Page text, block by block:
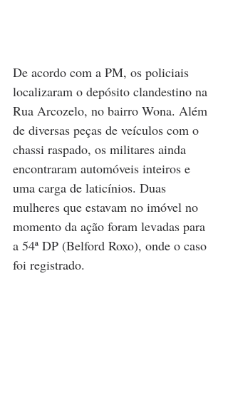
De acordo com a PM, os policiais
localizaram o depósito clandestino na
Rua Arcozelo, no bairro Wona. Além
de diversas peças de veículos com o
chassi raspado, os militares ainda
encontraram automóveis inteiros e
uma carga de laticínios. Duas
mulheres que estavam no imóvel no
momento da ação foram levadas para
a 54ª DP (Belford Roxo), onde o caso
foi registrado.